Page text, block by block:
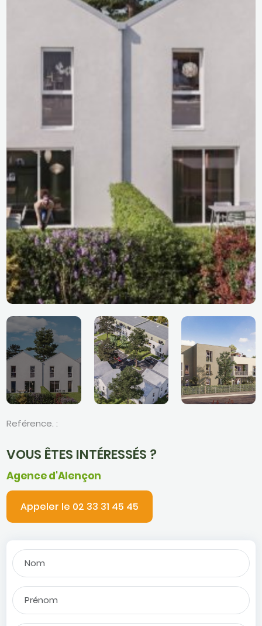
Vente-maison-neuve-PSLA-Alencon
Reférence. :
VOUS ÊTES INTÉRESSÉS ?
Agence d'Alençon
Appeler le 02 33 31 45 45